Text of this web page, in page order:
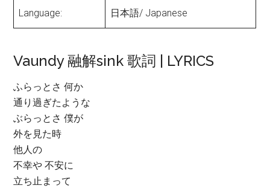
Language: 日本語/ Japanese
Vaundy 融解sink 歌詞 | LYRICS
ふらっとさ 何か
通り過ぎたような
ぶらっとさ 僕が
外を見た時
他人の
不幸や 不安に
立ち止まって